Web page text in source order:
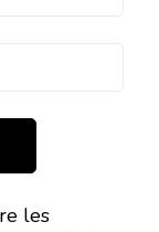
les